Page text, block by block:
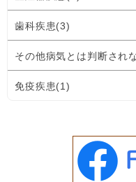
歯科疾患(3)
その他病気とは判断され
免疫疾患(1)